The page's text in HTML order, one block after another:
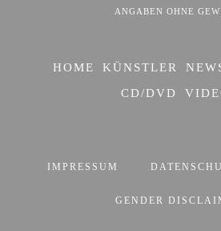
ANGABEN OHNE
HOME KÜNSTLER
CD/DVD
IMPRESSUM
GENDER